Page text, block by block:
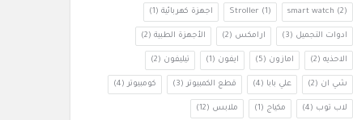
smart watch (2)
Stroller (1) اجهزة كهربائية (1)
ادوات التجميل (3) ارامكس (2) الأجهزة الطبية (2)
الاحذيه (2) امازون (5) ايفون (1) تيليفون (2)
شي ان (2) علي بابا (4) قطع الكمبيوتر (3) كومبيوتر (4)
لاب توب (4) مكياج (1) ملابس (12)